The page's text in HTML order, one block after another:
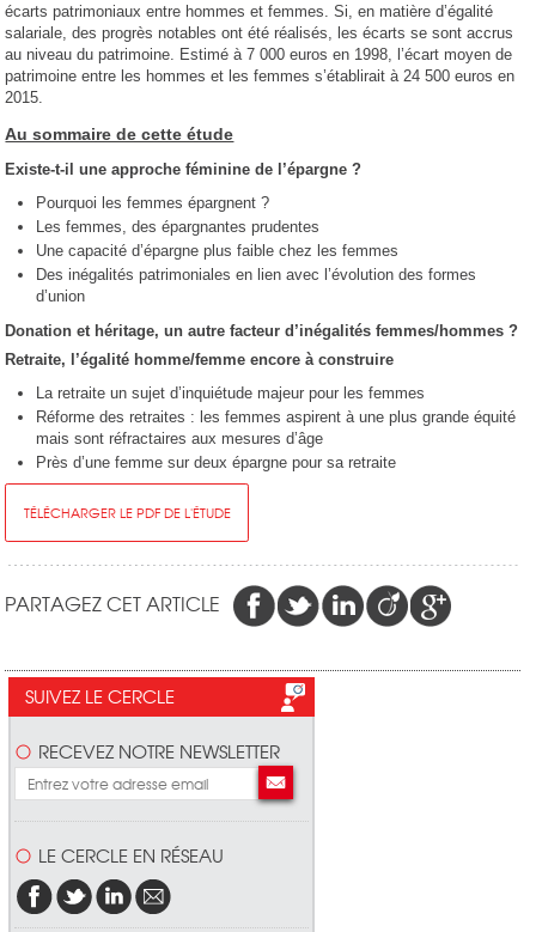
écarts patrimoniaux entre hommes et femmes. Si, en matière d’égalité
salariale, des progrès notables ont été réalisés, les écarts se sont accrus
au niveau du patrimoine. Estimé à 7 000 euros en 1998, l’écart moyen de
patrimoine entre les hommes et les femmes s’établirait à 24 500 euros en
2015.
Au sommaire de cette étude
Existe-t-il une approche féminine de l’épargne ?
Pourquoi les femmes épargnent ?
Les femmes, des épargnantes prudentes
Une capacité d’épargne plus faible chez les femmes
Des inégalités patrimoniales en lien avec l’évolution des formes
d’union
Donation et héritage, un autre facteur d’inégalités femmes/hommes ?
Retraite, l’égalité homme/femme encore à construire
La retraite un sujet d’inquiétude majeur pour les femmes
Réforme des retraites : les femmes aspirent à une plus grande équité
mais sont réfractaires aux mesures d’âge
Près d’une femme sur deux épargne pour sa retraite
TÉLÉCHARGER LE PDF DE L'ÉTUDE
PARTAGEZ CET ARTICLE
SUIVEZ LE CERCLE
RECEVEZ NOTRE NEWSLETTER
LE CERCLE EN RÉSEAU